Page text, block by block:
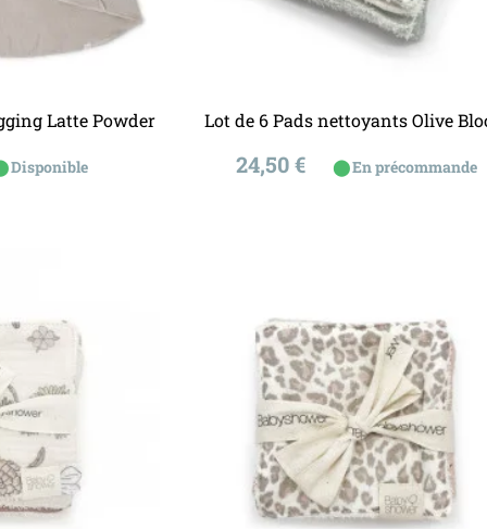
Latte Powder
Disponible
Lot de 6 Pads nettoyants Olive
Prix
24,50 € ⬤En précommande